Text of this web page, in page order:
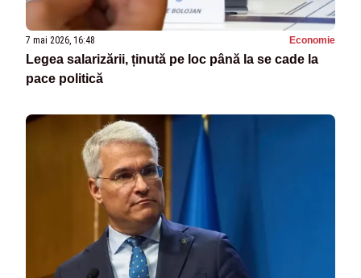
7 mai 2026, 16:48 Economie
Legea salarizării, ținută pe loc până la se cade la
pace politică